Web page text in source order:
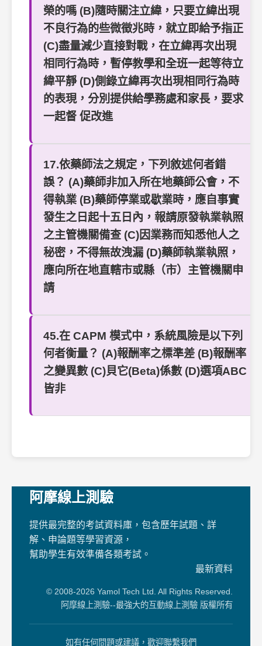
榮的嗎 (B)隨時關注立緯，只要立緯出現
不良行為的些微徵兆時，就立即給予指正
(C)盡量減少直接對戰，在立緯再次出現
相同行為時，暫停教學和全班一起等待立
緯平靜 (D)側錄立緯再次出現相同行為時
的表現，分別提供給學務處和家長，要求
一起督 促改進
17.依藥師法之規定，下列敘述何者錯
誤？ (A)藥師非加入所在地藥師公會，不
得執業 (B)藥師停業或歇業時，應自事實
發生之日起十五日內，報請原發執業執照
之主管機關備查 (C)因業務而知悉他人之
秘密，不得無故洩漏 (D)藥師執業執照，
應向所在地直轄市或縣（市）主管機關申
請
45.在 CAPM 模式中，系統風險是以下列
何者衡量？ (A)報酬率之標準差 (B)報酬率
之變異數 (C)貝它(Beta)係數 (D)選項ABC
皆非
阿摩線上測驗
提供最完整的考試資料庫，包含歷年試題、詳
解、申論題等學習資源，
幫助學生有效準備各類考試。
最新資料
© 2008-2026 Yamol Tech Ltd. All Rights Reserved.
阿摩線上測驗--最強大的互動線上測驗 版權所有
如有任何問題或建議，歡迎聯繫我們